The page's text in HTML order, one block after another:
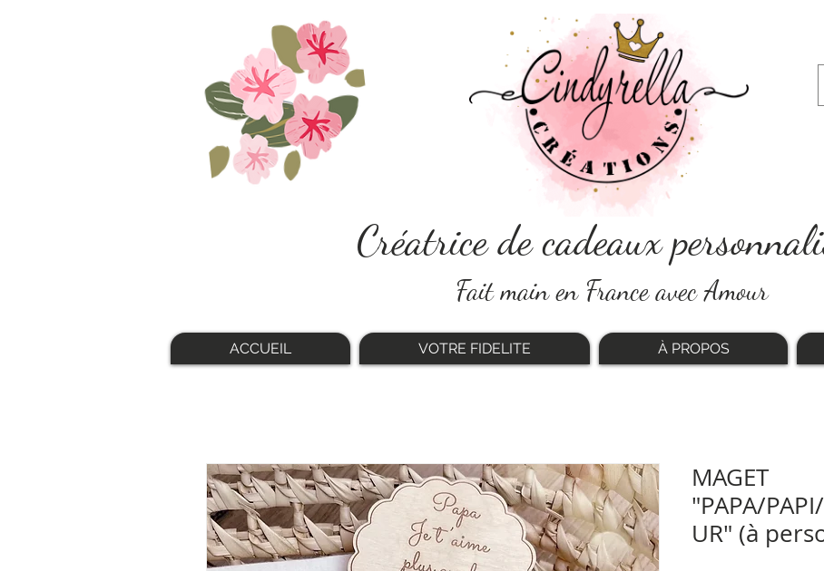
Créatrice de cadeaux
Fait main en France avec Amour
ACCUEIL VOTRE FIDELITE À PROPOS
MAGET
"PAPA/
UR" (à